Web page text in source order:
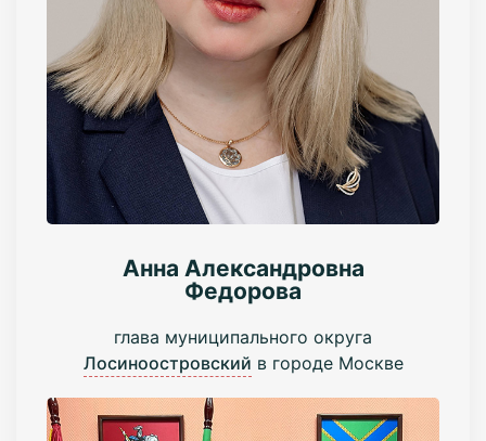
Анна Александровна
Федорова
глава муниципального округа
Лосиноостровский в городе Москве